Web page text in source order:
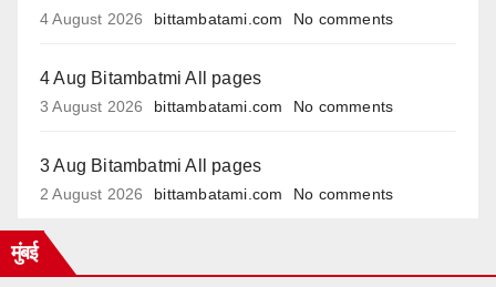
4 August 2026 bittambatami.com No comments
4 Aug Bitambatmi All pages
3 August 2026 bittambatami.com No comments
3 Aug Bitambatmi All pages
2 August 2026 bittambatami.com No comments
मुंबई